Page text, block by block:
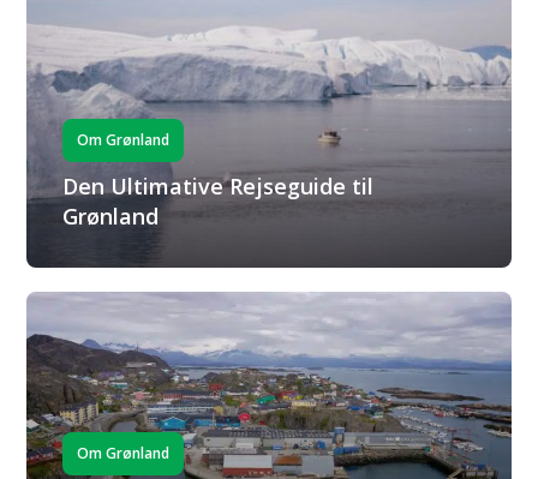
Om Grønland
Den Ultimative Rejseguide til
Grønland
Om Grønland